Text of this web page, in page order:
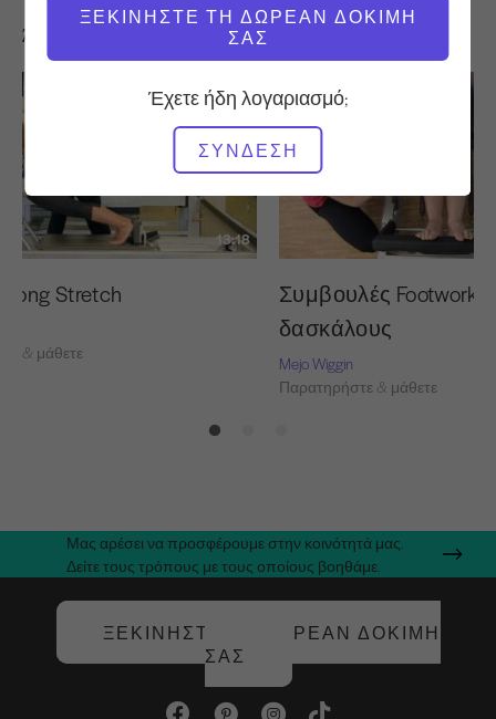
ΞΕΚΙΝΉΣΤΕ ΤΗ ΔΩΡΕΆΝ ΔΟΚΙΜΉ
ΣΑΣ
Έχετε ήδη λογαριασμό;
ΣΎΝΔΕΣΗ
Άλλες προπονήσεις που μπορεί να σας αρέσουν
13:18
Stretch
& μάθετε
Συμβουλές Footwork
δασκάλους
Mejo Wiggin
Παρατηρήστε & μάθετε
Μας αρέσει να προσφέρουμε στην κοινότητά μας.
Δείτε τους τρόπους με τους οποίους βοηθάμε.
ΞΕΚΙΝΉΣΤΕ ΤΗ ΔΩΡΕΆΝ ΔΟΚΙΜΉ
ΣΑΣ